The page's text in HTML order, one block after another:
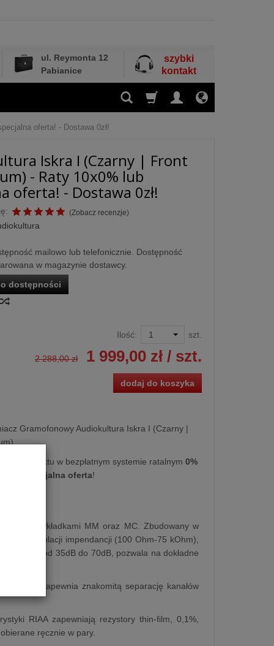
ul. Reymonta 12
Pabianice
szybki
kontakt
oferta! - Dostawa 0zł!
Iskra I (Czarny | Front
- Raty 10x0% lub
oferta! - Dostawa 0zł!
(Zobacz recenzje)
mailowo lub telefonicznie. Dostępność
w magazynie dostawcy.
dostępności
Ilość: szt.
2 288,00 zł 1 999,00 zł/ szt.
dodaj do koszyka
Gramofonowy Audiokultura Iskra I (Czarny |
produktu w bezpłatnym systemie ratalnym 0%
specjalna oferta!
z wkładkami MM oraz MC. Zbudowany w
regulacji impendancji (100 Ohm-75 kOhm),
zakresie od 35dB do 70dB, pozwala na dokładne
zapewnia znakomitą separację kanałów
RIAA zapewniają rezystory thin-film, 0,1%,
ręcznie w pary.